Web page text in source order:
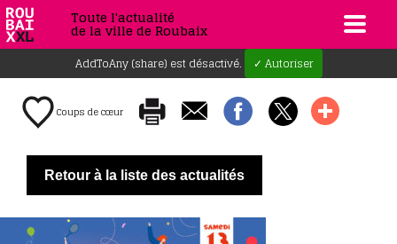
Toute l'actualité
de la ville de Roubaix
AddToAny (share) est désactivé. ✓ Autoriser
Coups de cœur
Retour à la liste des actualités